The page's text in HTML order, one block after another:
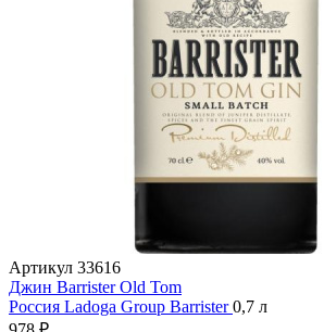
Артикул 33616
Джин Barrister Old Tom
Россия Ladoga Group Barrister0,7 л